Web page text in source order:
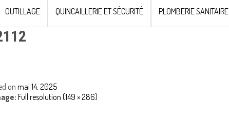
OUTILLAGE QUINCAILLERIE ET SÉCURITÉ PLOMBERIE SANITAIRE
onmai 14, 2025
Full resolution (149 × 286)